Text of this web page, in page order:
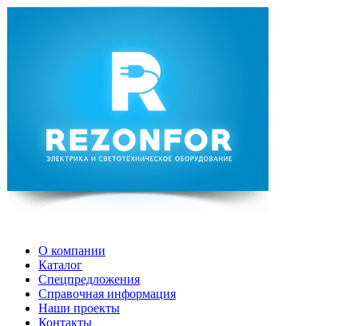
О компании
Каталог
Спецпредложения
Справочная информация
Наши проекты
Контакты